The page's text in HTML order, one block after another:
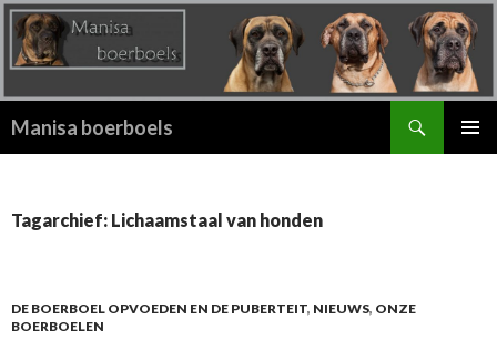
Manisa boerboels
Tagarchief: Lichaamstaal van honden
DE BOERBOEL OPVOEDEN EN DE PUBERTEIT, NIEUWS, ONZE
BOERBOELEN